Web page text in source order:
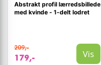
Abstrakt profil lærredsbillede
med kvinde - 1-delt lodret
209,-
179,- Vis